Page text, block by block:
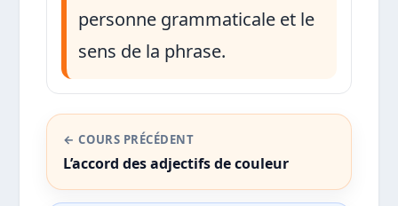
personne grammaticale et le
sens de la phrase.
← COURS PRÉCÉDENT
L’accord des adjectifs de couleur